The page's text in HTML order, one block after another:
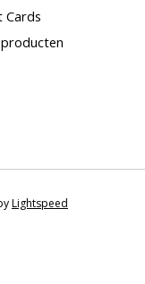
Cards
Lightspeed